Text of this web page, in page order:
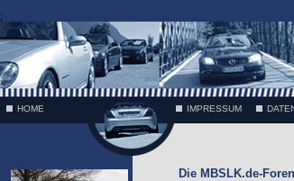
;
HOME IMPRESSUM
Die MBSLK.de-